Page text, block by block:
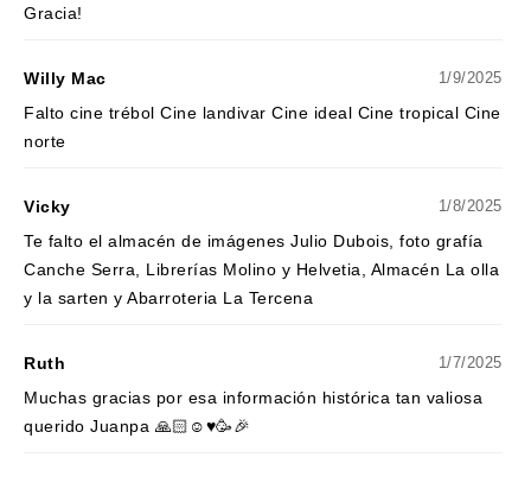
Gracia!
Willy Mac 1/9/2025
Falto cine trébol Cine landivar Cine ideal Cine tropical Cine
norte
Vicky 1/8/2025
Te falto el almacén de imágenes Julio Dubois, foto grafía
Canche Serra, Librerías Molino y Helvetia, Almacén La olla
y la sarten y Abarroteria La Tercena
Ruth 1/7/2025
Muchas gracias por esa información histórica tan valiosa
querido Juanpa 🙏🏻☺️♥️🥳🎉